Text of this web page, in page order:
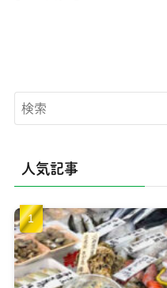
人気記事